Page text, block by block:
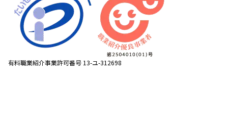
有料職業紹介事業許可番号 13-ユ-312698